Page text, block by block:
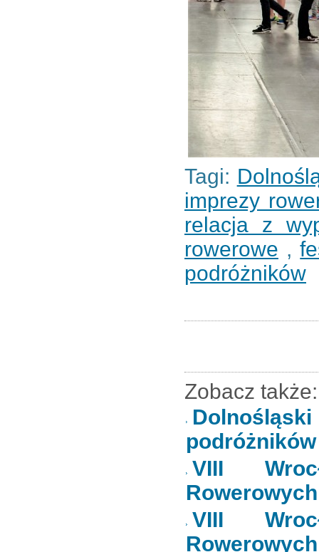
Tagi:
imprezy
relacja z
rowerowe ,
podróżników
Zobacz także:
VIII
VIII